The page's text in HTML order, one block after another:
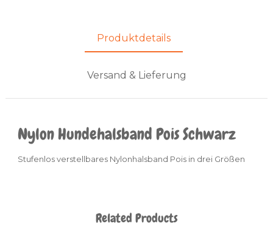
Produktdetails
Versand & Lieferung
Nylon Hundehalsband Pois Schwarz
Stufenlos verstellbares Nylonhalsband Pois in drei Größen
Related Products